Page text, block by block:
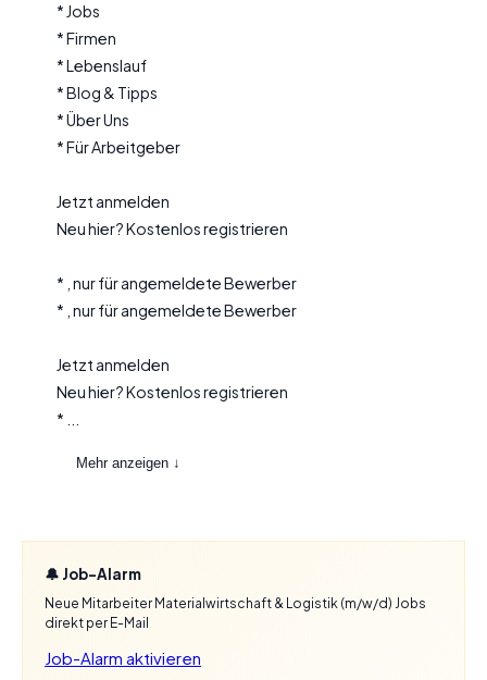
* Jobs
* Firmen
* Lebenslauf
* Blog & Tipps
* Über Uns
* Für Arbeitgeber
Jetzt anmelden
Neu hier? Kostenlos registrieren
* , nur für angemeldete Bewerber
* , nur für angemeldete Bewerber
Jetzt anmelden
Neu hier? Kostenlos registrieren
* ...
Mehr anzeigen ↓
🔔 Job-Alarm
Neue Mitarbeiter Materialwirtschaft & Logistik (m/w/d) Jobs
direkt per E-Mail
Job-Alarm aktivieren